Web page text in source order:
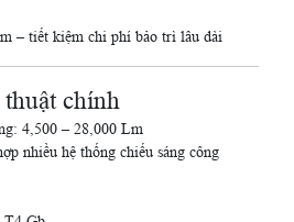
– tiết kiệm chi phí bảo trì lâu dài
chính
4,500 – 28,000 Lm
nhiều hệ thống chiếu sáng công